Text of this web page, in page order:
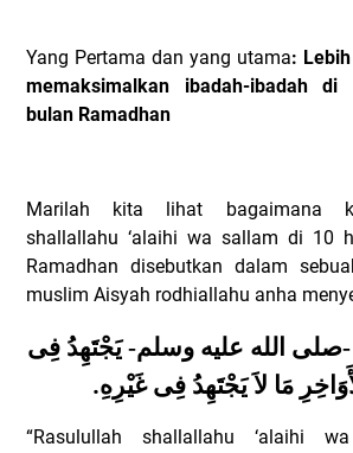
Yang Pertama dan yang utama:
memaksimalkan ibadah-ibadah
bulan Ramadhan
Marilah kita lihat bagaimana
shallallahu ‘alaihi wa sallam di 10
Ramadhan disebutkan dalam
muslim Aisyah rodhiallahu anha
صلى الله عليه وسلم- يَجْتَهِدُ فِى
مَا لاَ يَجْتَهِدُ فِى غَيْرِهِ.
“Rasulullah shallallahu ‘alaihi